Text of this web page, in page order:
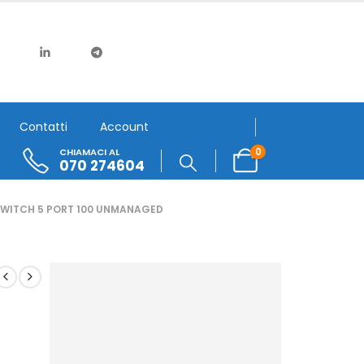
Contatti Account
CHIAMACI AL
070 274604
0
5 PORT 100 UNMANAGED